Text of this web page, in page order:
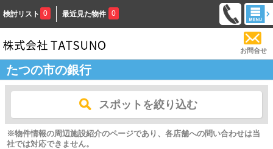
検討リスト 0 最近見た物件 0
お問合せ
たつの市の銀行
スポットを絞り込む
※物件情報の周辺施設紹介のページであり、各店舗への問い合わせは当
社では対応できません。